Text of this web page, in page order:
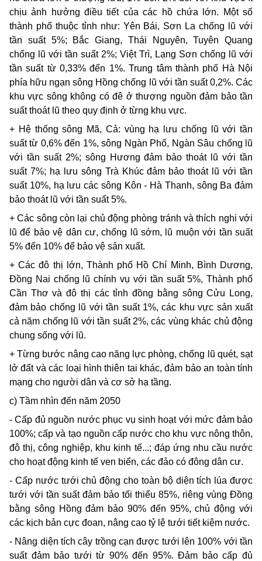
chịu ảnh hưởng điều tiết của các hồ chứa lớn. Một số
thành phố thuộc tỉnh như: Yên Bái, Sơn La chống lũ với
tần suất 5%; Bắc Giang, Thái Nguyên, Tuyên Quang
chống lũ với tần suất 2%; Việt Trì, Lạng Sơn chống lũ với
tần suất từ 0,33% đến 1%. Trung tâm thành phố Hà Nội
phía hữu ngạn sông Hồng chống lũ với tần suất 0,2%. Các
khu vực sông không có đê ở thượng nguồn đảm bảo tần
suất thoát lũ theo quy định ở từng khu vực.
+ Hệ thống sông Mã, Cả: vùng hạ lưu chống lũ với tần
suất từ 0,6% đến 1%, sông Ngàn Phố, Ngàn Sâu chống lũ
với tần suất 2%; sông Hương đảm bảo thoát lũ với tần
suất 7%; hạ lưu sông Trà Khúc đảm bảo thoát lũ với tần
suất 10%, hạ lưu các sông Kôn - Hà Thanh, sông Ba đảm
bảo thoát lũ với tần suất 5%.
+ Các sông còn lại chủ động phòng tránh và thích nghi với
lũ để bảo vệ dân cư, chống lũ sớm, lũ muộn với tần suất
5% đến 10% để bảo vệ sản xuất.
+ Các đô thị lớn, Thành phố Hồ Chí Minh, Bình Dương,
Đồng Nai chống lũ chính vụ với tần suất 5%, Thành phố
Cần Thơ và đô thị các tỉnh đồng bằng sông Cửu Long,
đảm bảo chống lũ với tần suất 1%, các khu vực sản xuất
cả năm chống lũ với tần suất 2%, các vùng khác chủ động
chung sống với lũ.
+ Từng bước nâng cao năng lực phòng, chống lũ quét, sạt
lở đất và các loại hình thiên tai khác, đảm bảo an toàn tính
mạng cho người dân và cơ sở hạ tầng.
c) Tầm nhìn đến năm 2050
- Cấp đủ nguồn nước phục vụ sinh hoạt với mức đảm bảo
100%; cấp và tạo nguồn cấp nước cho khu vực nông thôn,
đô thị, công nghiệp, khu kinh tế...; đáp ứng nhu cầu nước
cho hoạt động kinh tế ven biển, các đảo có đông dân cư.
- Cấp nước tưới chủ động cho toàn bộ diện tích lúa được
tưới với tần suất đảm bảo tối thiểu 85%, riêng vùng Đồng
bằng sông Hồng đảm bảo 90% đến 95%, chủ động với
các kịch bản cực đoan, nâng cao tỷ lệ tưới tiết kiệm nước.
- Nâng diện tích cây trồng cạn được tưới lên 100% với tần
suất đảm bảo tưới từ 90% đến 95%. Đảm bảo cấp đủ